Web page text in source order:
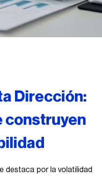
Dirección:
construyen
destaca por la volatilidad